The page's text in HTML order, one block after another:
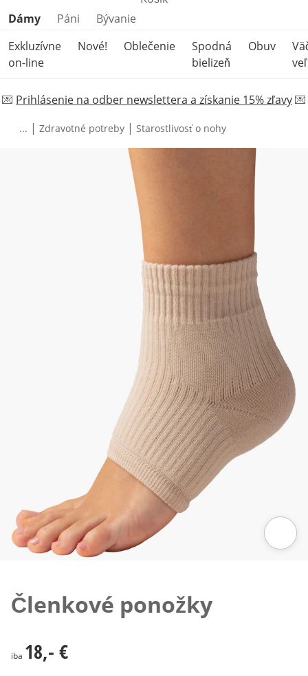
Preskočiť kategórie produktov
Dámy Páni
Bývanie
Exkluzívne
on-line
Nové! Oblečenie
Spodná
bielizeň
Obuv
💌 Prihlásenie na odber newslettera a získanie 15% zľavy💌
... | Zdravotné potreby | Starostlivosť o nohy
Členkové ponožky
18,- €
iba 18,- €